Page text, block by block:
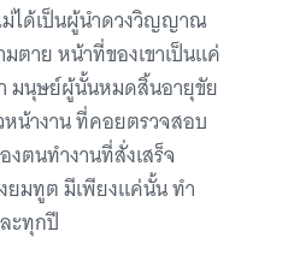
ม่ได้เป็นผู้นำดวงวิญญาณ
ตาย หน้าที่ของเขาเป็นแค่
มนุษย์ผู้นั้นหมดสิ้นอายุขัย
หน้างาน ที่คอยตรวจสอบ
ตนทำงานที่สั่งเสร็จ
มทูต มีเพียงแค่นั้น ทำ
ะทุกปี